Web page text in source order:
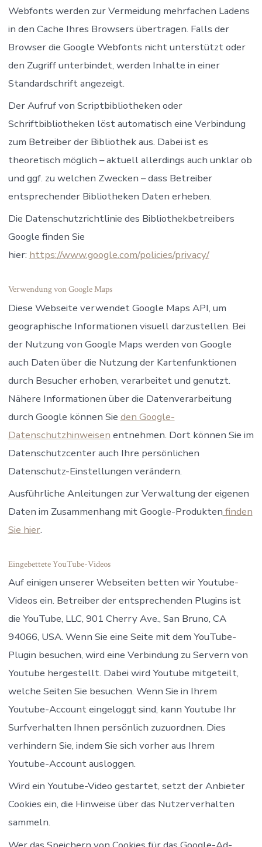
Webfonts werden zur Vermeidung mehrfachen Ladens
in den Cache Ihres Browsers übertragen. Falls der
Browser die Google Webfonts nicht unterstützt oder
den Zugriff unterbindet, werden Inhalte in einer
Standardschrift angezeigt.
Der Aufruf von Scriptbibliotheken oder
Schriftbibliotheken löst automatisch eine Verbindung
zum Betreiber der Bibliothek aus. Dabei ist es
theoretisch möglich – aktuell allerdings auch unklar ob
und ggf. zu welchen Zwecken – dass Betreiber
entsprechender Bibliotheken Daten erheben.
Die Datenschutzrichtlinie des Bibliothekbetreibers
Google finden Sie
hier: https://www.google.com/policies/privacy/
Verwendung von Google Maps
Diese Webseite verwendet Google Maps API, um
geographische Informationen visuell darzustellen. Bei
der Nutzung von Google Maps werden von Google
auch Daten über die Nutzung der Kartenfunktionen
durch Besucher erhoben, verarbeitet und genutzt.
Nähere Informationen über die Datenverarbeitung
durch Google können Sie den Google-
Datenschutzhinweisen entnehmen. Dort können Sie im
Datenschutzcenter auch Ihre persönlichen
Datenschutz-Einstellungen verändern.
Ausführliche Anleitungen zur Verwaltung der eigenen
Daten im Zusammenhang mit Google-Produkten finden
Sie hier.
Eingebettete YouTube-Videos
Auf einigen unserer Webseiten betten wir Youtube-
Videos ein. Betreiber der entsprechenden Plugins ist
die YouTube, LLC, 901 Cherry Ave., San Bruno, CA
94066, USA. Wenn Sie eine Seite mit dem YouTube-
Plugin besuchen, wird eine Verbindung zu Servern von
Youtube hergestellt. Dabei wird Youtube mitgeteilt,
welche Seiten Sie besuchen. Wenn Sie in Ihrem
Youtube-Account eingeloggt sind, kann Youtube Ihr
Surfverhalten Ihnen persönlich zuzuordnen. Dies
verhindern Sie, indem Sie sich vorher aus Ihrem
Youtube-Account ausloggen.
Wird ein Youtube-Video gestartet, setzt der Anbieter
Cookies ein, die Hinweise über das Nutzerverhalten
sammeln.